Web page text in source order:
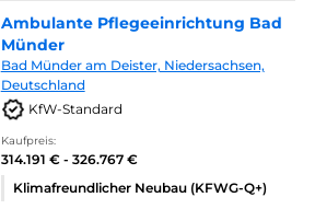
Ambulante Pflegeeinrichtung Bad
Münder
Bad Münder am Deister, Niedersachsen,
Deutschland
KfW-Standard
Kaufpreis:
314.191 € - 326.767 €
Klimafreundlicher Neubau (KFWG-Q+)